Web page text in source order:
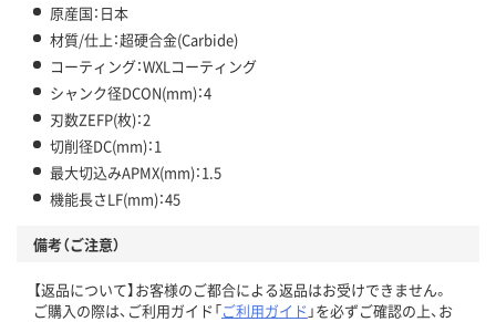
原産国：日本
材質/仕上：超硬合金(Carbide)
コーティング：WXLコーティング
シャンク径DCON(mm)：4
刃数ZEFP(枚)：2
切削径DC(mm)：1
最大切込みAPMX(mm)：1.5
機能長さLF(mm)：45
備考（ご注意）
【返品について】お客様のご都合による返品はお受けできません。
ご購入の際は、ご利用ガイド「ご利用ガイド 」を必ずご確認の上、お